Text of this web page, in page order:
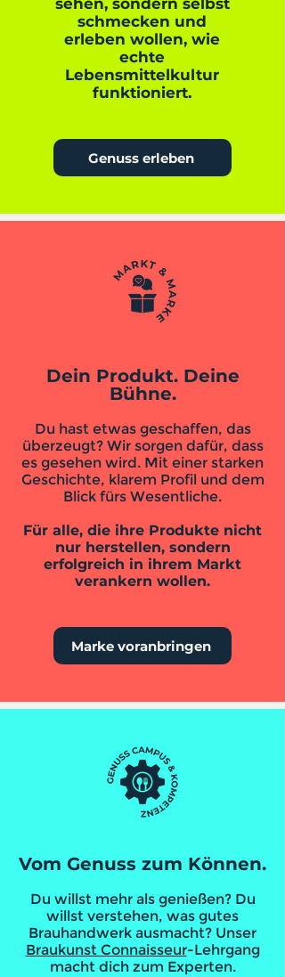
sehen, sondern selbst
schmecken und
erleben wollen, wie
echte
Lebensmittelkultur
funktioniert.
Genuss erleben
Dein Produkt. Deine
Bühne.
Du hast etwas geschaffen, das
überzeugt? Wir sorgen dafür, dass
es gesehen wird. Mit einer starken
Geschichte, klarem Profil und dem
Blick fürs Wesentliche.
Für alle, die ihre Produkte nicht
nur herstellen, sondern
erfolgreich in ihrem Markt
verankern wollen.
Marke voranbringen
Vom Genuss zum Können.
Du willst mehr als genießen? Du
willst verstehen, was gutes
Brauhandwerk ausmacht? Unser
Braukunst Connaisseur-Lehrgang
macht dich zum Experten.